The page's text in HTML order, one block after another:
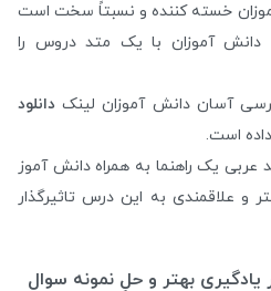
خسته کننده و نسبتاً سخت است
آموزان با یک متد دروس را
آسان دانش آموزان لینک دانلود
داده است.
عربی یک راهنما به همراه دانش آموز
و علاقمندی به این درس تاثیرگذار
بهتر و حلِ نمونه سوال